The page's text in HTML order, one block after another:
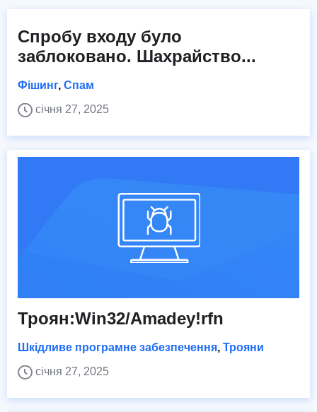
Спробу входу було
заблоковано. Шахрайство...
Фішинг, Спам
січня 27, 2025
Троян:Win32/Amadey!rfn
Шкідливе програмне забезпечення, Трояни
січня 27, 2025